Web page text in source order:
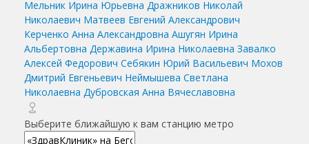
Мельник Ирина Юрьевна Дражников Николай
Николаевич Матвеев Евгений Александрович
Керченко Анна Александровна Ашугян Ирина
Альбертовна Державина Ирина Николаевна Завалко
Алексей Федорович Себякин Юрий Васильевич Мохов
Дмитрий Евгеньевич Неймышева Светлана
Николаевна Дубровская Анна Вячеславовна
Выберите ближайшую к вам станцию метро